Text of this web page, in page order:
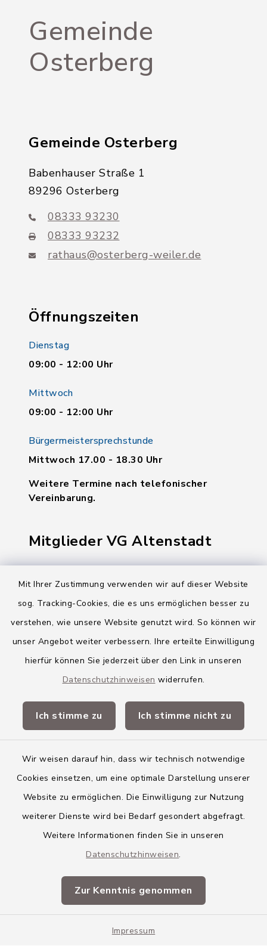
Mit Ihrer Zustimmung verwenden wir auf dieser Website
sog. Tracking-Cookies, die es uns ermöglichen besser zu
verstehen, wie unsere Website genutzt wird. So können wir
unser Angebot weiter verbessern. Ihre erteilte Einwilligung
hierfür können Sie jederzeit über den Link in unseren
Datenschutzhinweisen widerrufen.
Ich stimme zu Ich stimme nicht zu
Wir weisen darauf hin, dass wir technisch notwendige
Cookies einsetzen, um eine optimale Darstellung unserer
Website zu ermöglichen. Die Einwilligung zur Nutzung
weiterer Dienste wird bei Bedarf gesondert abgefragt.
Weitere Informationen finden Sie in unseren
Datenschutzhinweisen.
Zur Kenntnis genommen
Impressum
Gemeinde
Osterberg
Gemeinde Osterberg
Babenhauser Straße 1
89296 Osterberg
08333 93230
08333 93232
rathaus@osterberg-weiler.de
Öffnungszeiten
Dienstag
09:00 - 12:00 Uhr
Mittwoch
09:00 - 12:00 Uhr
Bürgermeistersprechstunde
Mittwoch 17.00 - 18.30 Uhr
Weitere Termine nach telefonischer
Vereinbarung.
Mitglieder VG Altenstadt
Markt Altenstadt
Gemeinde Osterberg
VG Altenstadt
Landkreis Neu-Ulm
Barrierefreiheit
Impressum
Sitemap